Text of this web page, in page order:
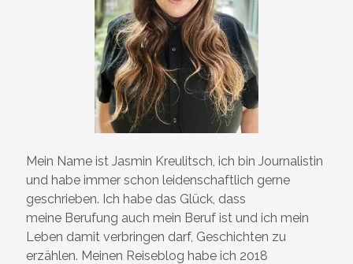
Mein Name ist Jasmin Kreulitsch, ich bin Journalistin
und habe immer schon leidenschaftlich gerne
geschrieben. Ich habe das Glück, dass
meine Berufung auch mein Beruf ist und ich mein
Leben damit verbringen darf, Geschichten zu
erzählen. Meinen Reiseblog habe ich 2018